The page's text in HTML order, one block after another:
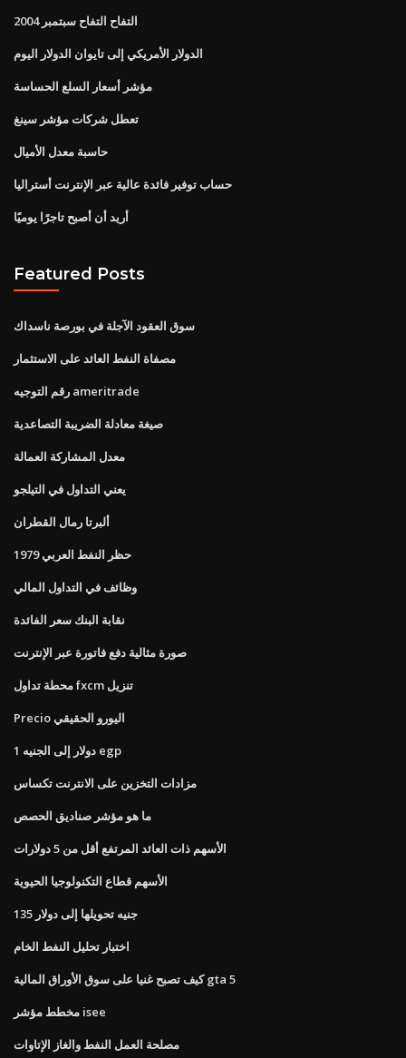
التفاح التفاح سبتمبر 2004
الدولار الأمريكي إلى تايوان الدولار اليوم
مؤشر أسعار السلع الحساسة
تعطل شركات مؤشر سينغ
حاسبة معدل الأميال
حساب توفير فائدة عالية عبر الإنترنت أستراليا
أريد أن أصبح تاجرًا يوميًا
Featured Posts
سوق العقود الآجلة في بورصة ناسداك
مصفاة النفط العائد على الاستثمار
رقم التوجيه ameritrade
صيغة معادلة الضريبة التصاعدية
معدل المشاركة العمالة
يعني التداول في التيلجو
ألبرتا رمال القطران
حظر النفط العربي 1979
وظائف في التداول المالي
نقابة البنك سعر الفائدة
صورة مثالية دفع فاتورة عبر الإنترنت
محطة تداول fxcm تنزيل
Precio اليورو الحقيقي
1 دولار إلى الجنيه egp
مزادات التخزين على الانترنت تكساس
ما هو مؤشر صناديق الحصص
الأسهم ذات العائد المرتفع أقل من 5 دولارات
الأسهم قطاع التكنولوجيا الحيوية
135 جنيه تحويلها إلى دولار
اختبار تحليل النفط الخام
كيف تصبح غنيا على سوق الأوراق المالية gta 5
مخطط مؤشر isee
مصلحة العمل النفط والغاز الإتاوات